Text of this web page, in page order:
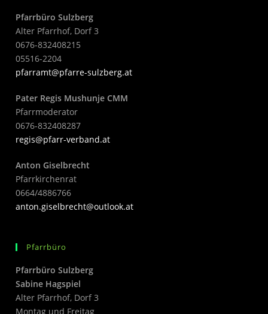
Pfarrbüro Sulzberg
Alter Pfarrhof, Dorf 3
0676-832408215
05516-2204
pfarramt@pfarre-sulzberg.at
Pater Regis Mushunje CMM
Pfarrmoderator
0676-832408287
regis@pfarr-verband.at
Anton Giselbrecht
Pfarrkirchenrat
0664/4886766
anton.giselbrecht@outlook.at
Pfarrbüro
Pfarrbüro Sulzberg
Sabine Hagspiel
Alter Pfarrhof, Dorf 3
Montag und Freitag